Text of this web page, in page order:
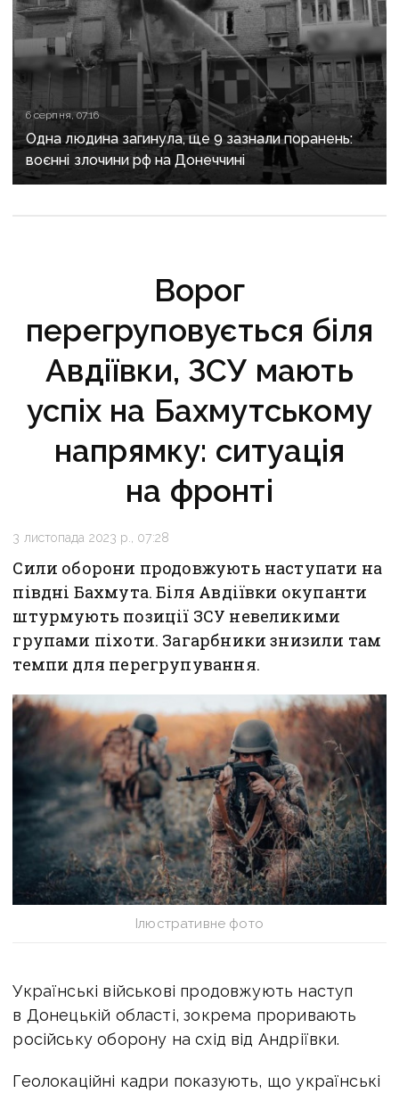
6 серпня, 07:16
Одна людина загинула, ще 9 зазнали поранень:
воєнні злочини рф на Донеччині
Ворог
перегруповується біля
Авдіївки, ЗСУ мають
успіх на Бахмутському
напрямку: ситуація
на фронті
3 листопада 2023 р., 07:28
Сили оборони продовжують наступати на
півдні Бахмута. Біля Авдіївки окупанти
штурмують позиції ЗСУ невеликими
групами піхоти. Загарбники знизили там
темпи для перегрупування.
Ілюстративне фото
Українські військові продовжують наступ
в Донецькій області, зокрема проривають
російську оборону на схід від Андріївки.
Геолокаційні кадри показують, що українські